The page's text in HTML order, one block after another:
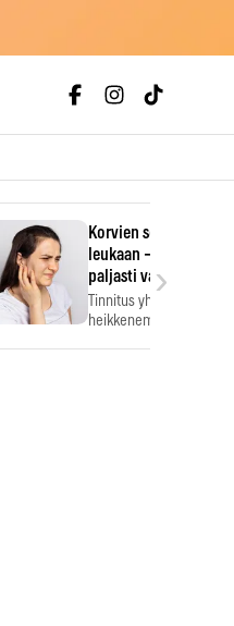
Korvien soiminen
leukaan – 47 349
paljasti vahvan
Tinnitus yhdistetään
heikkenemiseen.
›